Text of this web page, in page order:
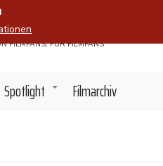
FILMFANS, FÜR FILMFANS
+
Spotlight Filmarchiv